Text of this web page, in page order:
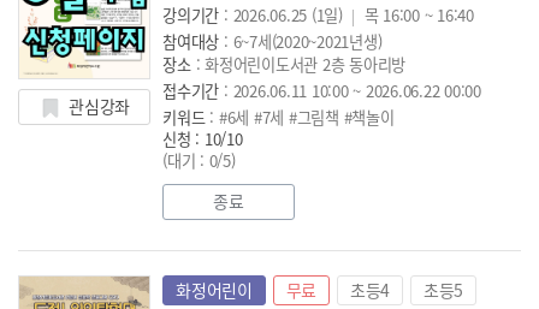
강의기간 : 2026.06.25 (1일)
목 16:00 ~ 16:40
참여대상 : 6~7세(2020~2021년생)
장소 : 화정어린이도서관 2층 동아리방
접수기간 : 2026.06.11 10:00 ~ 2026.06.22 00:00
키워드 : #6세 #7세 #그림책 #책놀이
신청 : 10/10
(대기 : 0/5)
종료
관심강좌
화정어린이 무료 초등4 초등5